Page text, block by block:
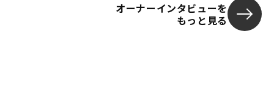
オーナーインタビューを
もっと見る